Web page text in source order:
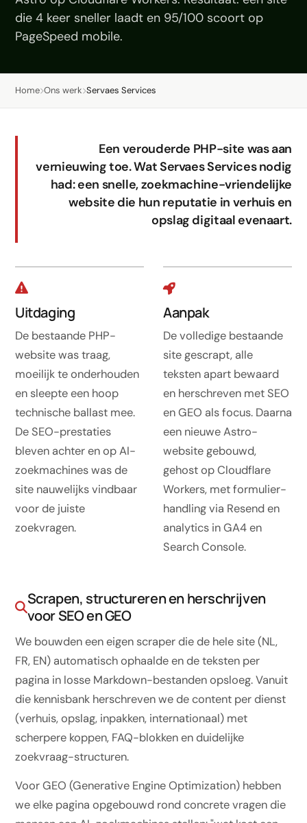
LinkedIn
Leadgeneratie B2B
Webshop setup
Beheer & support
AI voor groei
AI-agents
Software op maat
Opleiding
Website ontwikkeling
Razendsnel met Astro
Audits
SEO
GEO
die 4 keer sneller laadt en 95/100 scoort op
PageSpeed mobile.
Home Ons werk Servaes Services
Een verouderde PHP-site was aan
vernieuwing toe. Wat Servaes Services nodig
had: een snelle, zoekmachine-vriendelijke
website die hun reputatie in verhuis en
opslag digitaal evenaart.
Uitdaging
De bestaande PHP-
website was traag,
moeilijk te onderhouden
en sleepte een hoop
technische ballast mee.
De SEO-prestaties
bleven achter en op AI-
zoekmachines was de
site nauwelijks vindbaar
voor de juiste
zoekvragen.
Aanpak
De volledige bestaande
site gescrapt, alle
teksten apart bewaard
en herschreven met SEO
en GEO als focus. Daarna
een nieuwe Astro-
website gebouwd,
gehost op Cloudflare
Workers, met formulier-
handling via Resend en
analytics in GA4 en
Search Console.
Scrapen, structureren en herschrijven
voor SEO en GEO
We bouwden een eigen scraper die de hele site (NL,
FR, EN) automatisch ophaalde en de teksten per
pagina in losse Markdown-bestanden opsloeg. Vanuit
die kennisbank herschreven we de content per dienst
(verhuis, opslag, inpakken, internationaal) met
scherpere koppen, FAQ-blokken en duidelijke
zoekvraag-structuren.
Voor GEO (Generative Engine Optimization) hebben
we elke pagina opgebouwd rond concrete vragen die